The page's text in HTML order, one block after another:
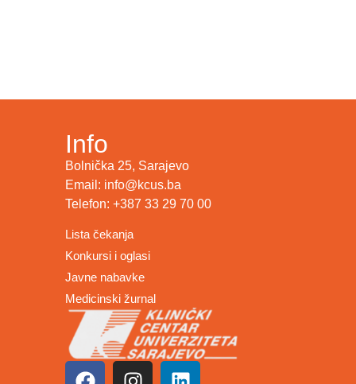
Info
Bolnička 25, Sarajevo
Email: info@kcus.ba
Telefon: +387 33 29 70 00
Lista čekanja
Konkursi i oglasi
Javne nabavke
Medicinski žurnal